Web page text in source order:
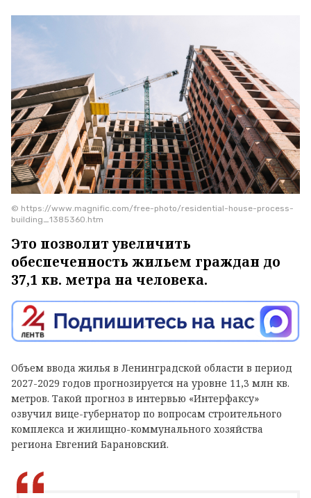
© https://www.magnific.com/free-photo/residential-house-process-
building_1385360.htm
Это позволит увеличить
обеспеченность жильем граждан до
37,1 кв. метра на человека.
Объем ввода жилья в Ленинградской области в период
2027-2029 годов прогнозируется на уровне 11,3 млн кв.
метров. Такой прогноз в интервью «Интерфаксу»
озвучил вице-губернатор по вопросам строительного
комплекса и жилищно-коммунального хозяйства
региона Евгений Барановский.